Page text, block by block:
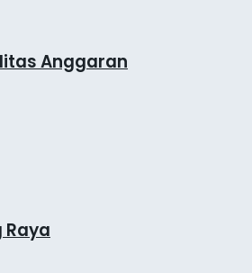
Anggaran
Raya